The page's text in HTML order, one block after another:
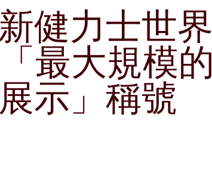
企業資料
企業管治
獎項及嘉許
刊物
產
業發展
業銷售及租賃
物業管理
投資
娛樂
郵輪碼頭
投資者服務
投資者日誌
公司簡介
公司簡報
企業通訊
柱
和
融
誠
可持續發展報告
健力士世界
最大規模的
示」稱號